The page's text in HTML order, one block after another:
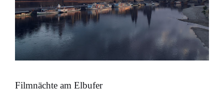
Filmnächte am Elbufer